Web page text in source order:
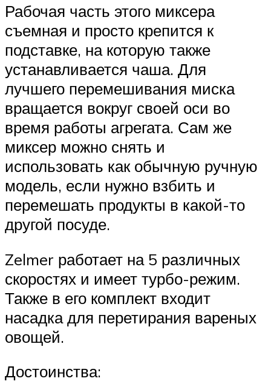
Рабочая часть этого миксера
съемная и просто крепится к
подставке, на которую также
устанавливается чаша. Для
лучшего перемешивания миска
вращается вокруг своей оси во
время работы агрегата. Сам же
миксер можно снять и
использовать как обычную ручную
модель, если нужно взбить и
перемешать продукты в какой-то
другой посуде.
Zelmer работает на 5 различных
скоростях и имеет турбо-режим.
Также в его комплект входит
насадка для перетирания вареных
овощей.
Достоинства: